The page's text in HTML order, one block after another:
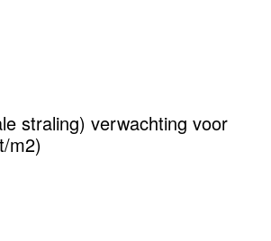
straling) verwachting voor
m2)